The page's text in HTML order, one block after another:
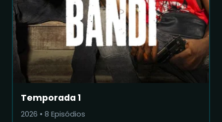
Temporada 1
2026 • 8 Episódios